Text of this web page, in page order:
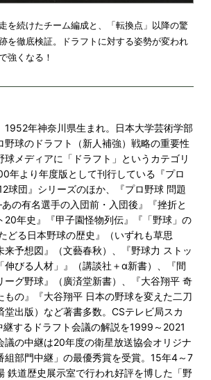
を続けたチーム編成と、「転換点」以降の驚
を徹底検証。ドラフトに対する姿勢が変われ
強くなる！
1952年神奈川県生まれ。日本大学芸術学部
野球のドラフト（新人補強）戦略の重要性
球メディアに「ドラフト」というカテゴリ
年より年度版として刊行している『プロ
球団』シリーズのほか、『プロ野球 問題
の有名選手の入団前・入団後』『挫折と
20年史』『甲子園怪物列伝』『「野球」の
どる日本野球の歴史』（いずれも草思
来予想図』（文藝春秋）、『野球力 ストッ
伸びる人材」』（講談社＋α新書）、『間
ーグ野球』（廣済堂新書）、『大谷翔平 奇
もの』『大谷翔平 日本の野球を変えた二刀
堂出版）など著書多数。CSテレビ局スカ
するドラフト会議の解説を1999～2021
議の中継は20年度の衛星放送協会オリジナ
組部門中継」の最優秀賞を受賞。15年4～7
鉄道歴史展示室で行われ好評を博した「野